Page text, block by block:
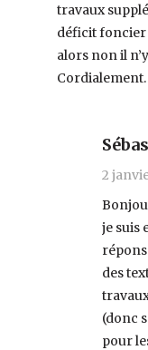
travaux
déficit foncier
alors non il
Cordialement.
2
je suis
des
(donc
pour